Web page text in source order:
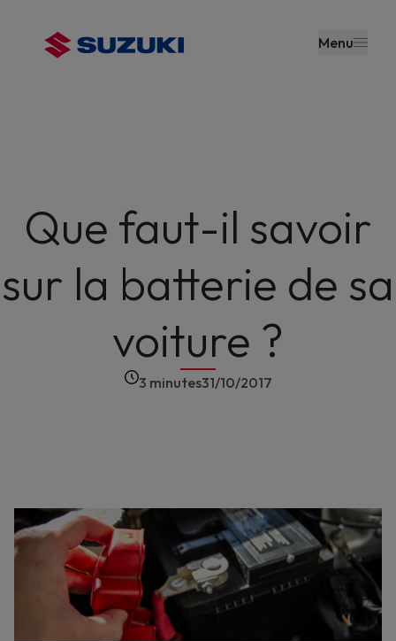
principal
Menu
Que faut-il savoir
sur la batterie de sa
voiture ?
3 minutes31/10/2017